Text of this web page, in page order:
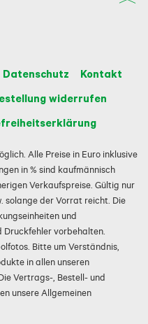
Datenschutz
Kontakt
widerrufen
Alle Preise in Euro inklusive
in % sind kaufmännisch
Verkaufspreise. Gültig nur
solange der Vorrat reicht. Die
und
Druckfehler vorbehalten.
Bitte um Verständnis,
in allen unseren
Vertrags-, Bestell- und
unsere Allgemeinen